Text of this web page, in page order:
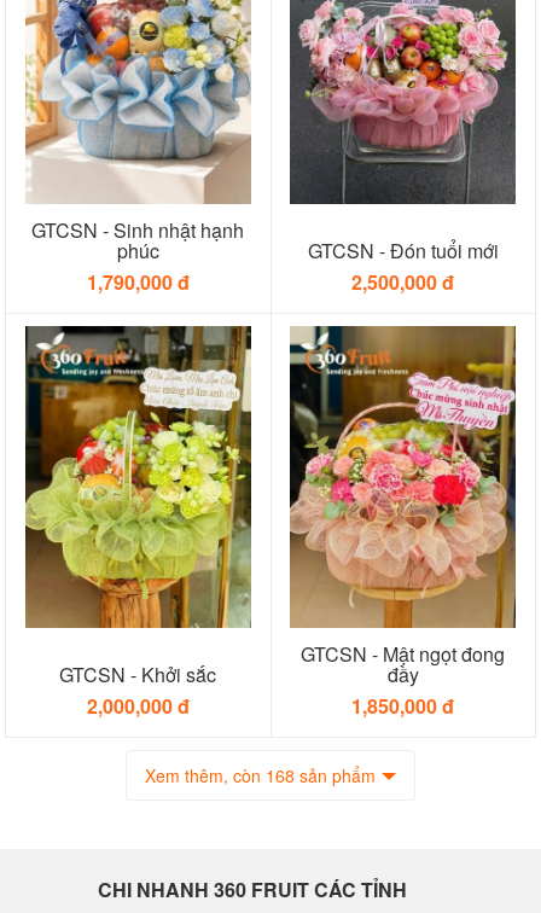
GTCSN - Sinh nhật hạnh
phúc
1,790,000 đ
GTCSN - Đón tuổi mới
2,500,000 đ
GTCSN - Khởi sắc
2,000,000 đ
GTCSN - Mật ngọt đong
đầy
1,850,000 đ
Xem thêm, còn 168 sản phẩm
CHI NHANH 360 FRUIT CÁC TỈNH